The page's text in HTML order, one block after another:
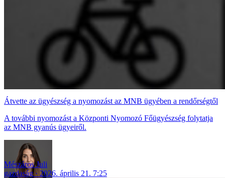
Átvette az ügyészség a nyomozást az MNB ügyében a rendőrségtől
A további nyomozást a Központi Nyomozó Főügyészség folytatja
az MNB gyanús ügyeiről.
Mészáros Juli
gazdaság
2026. április 21. 7:25